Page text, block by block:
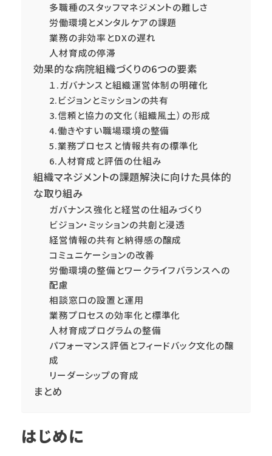
多職種のスタッフマネジメントの難しさ
労働環境とメンタルケアの課題
業務の非効率とDXの遅れ
人材育成の停滞
効果的な病院組織づくりの6つの要素
１.ガバナンスと組織運営体制の明確化
2.ビジョンとミッションの共有
3.信頼と協力の文化（組織風土）の形成
4.働きやすい職場環境の整備
5.業務プロセスと情報共有の標準化
6.人材育成と評価の仕組み
組織マネジメントの課題解決に向けた具体的
な取り組み
ガバナンス強化と経営の仕組みづくり
ビジョン・ミッションの共創と浸透
経営情報の共有と納得感の醸成
コミュニケーションの改善
労働環境の整備とワークライフバランスへの
配慮
相談窓口の設置と運用
業務プロセスの効率化と標準化
人材育成プログラムの整備
パフォーマンス評価とフィードバック文化の醸
成
リーダーシップの育成
まとめ
はじめに